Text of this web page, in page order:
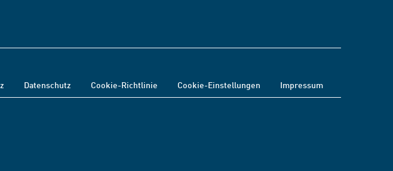
Datenschutz Cookie-Richtlinie Cookie-Einstellungen Impressum